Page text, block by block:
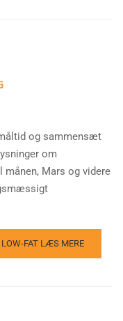
og sammensæt
om
Mars og videre
FAT LÆS MERE